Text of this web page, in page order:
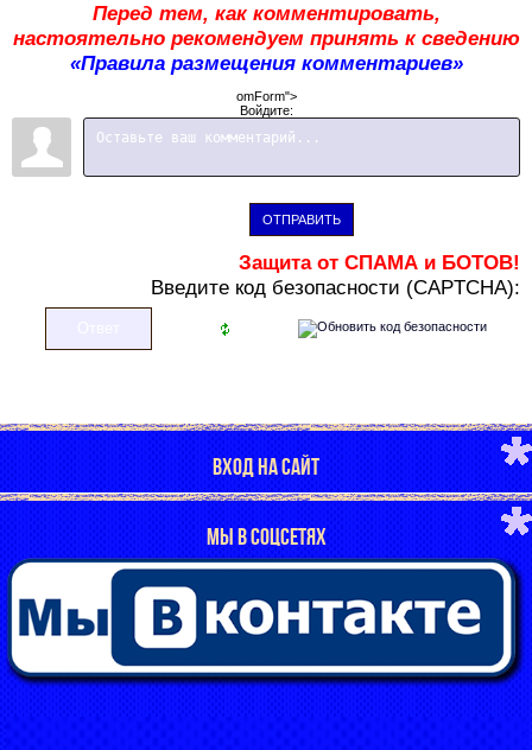
Перед тем, как комментировать,
настоятельно рекомендуем принять к сведению
«Правила размещения комментариев»
omForm">
Войдите:
ОТПРАВИТЬ
Защита от СПАМА и БОТОВ!
Введите код безопасности (CAPTCHA):
ВХОД НА САЙТ
МЫ В СОЦСЕТЯХ